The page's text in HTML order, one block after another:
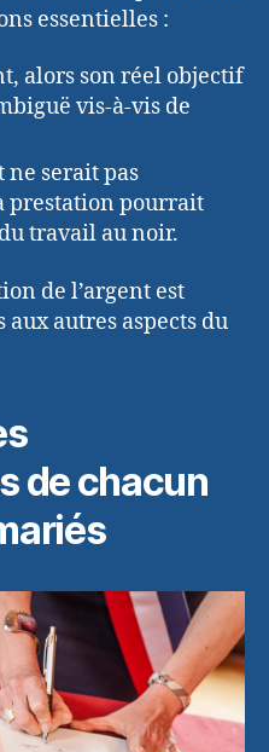
essentielles :
alors son réel objectif
vis-à-vis de
ne serait pas
prestation pourrait
travail au noir.
de l’argent est
autres aspects du
de chacun